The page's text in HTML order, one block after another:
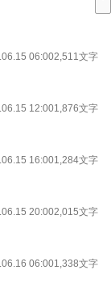
06:002,511文字
12:001,876文字
16:001,284文字
20:002,015文字
06:001,338文字